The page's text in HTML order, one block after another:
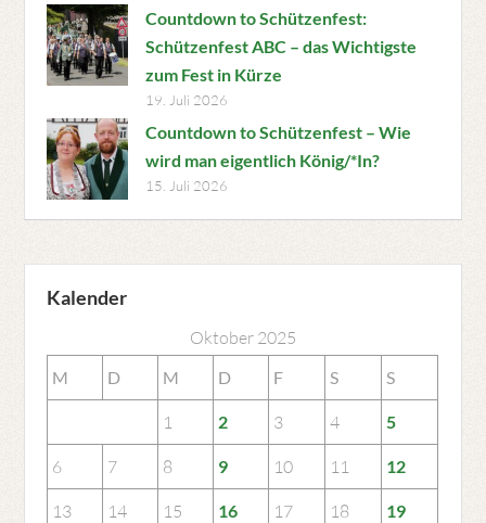
Countdown to Schützenfest:
Schützenfest ABC – das Wichtigste
zum Fest in Kürze
19. Juli 2026
Countdown to Schützenfest – Wie
wird man eigentlich König/*In?
15. Juli 2026
Kalender
Oktober 2025
M D M D F S S
1 2 3 4 5
6 7 8 9 10 11 12
13 14 15 16 17 18 19